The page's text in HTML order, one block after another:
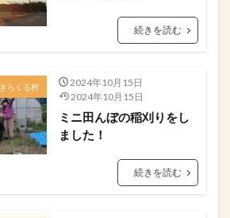
続きを読む
きらくる村
2024年10月15日
2024年10月15日
ミニ田んぼの稲刈りをし
ました！⁡
続きを読む